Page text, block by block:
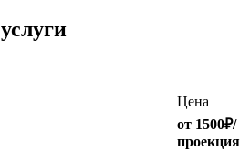
Цена
от 1500₽/
проекция